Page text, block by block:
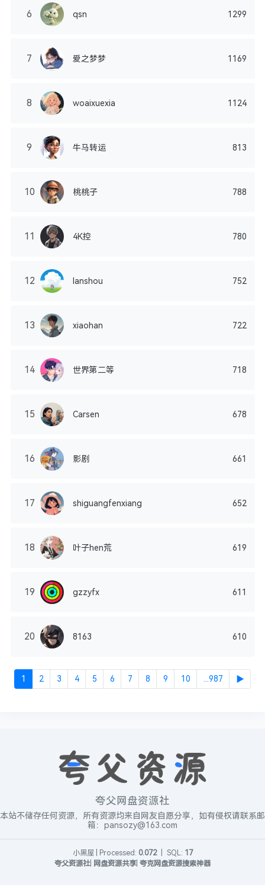
6 qsn 1299
7 爱之梦梦 1169
8 woaixuexia 1124
9 牛马转运 813
10 桃桃子 788
11 4K控 780
12 lanshou 752
13 xiaohan 722
14 世界第二等 718
15 Carsen 678
16 影剧 661
17 shiguangfenxiang 652
18 叶子hen荒 619
19 gzzyfx 611
20 8163 610
1 2 3 4 5 6 7 8 9 10 ...987 ▶
夸父网盘资源社
本站不储存任何资源，所有资源均来自网友自愿分享，如有侵权请联系邮
箱：pansozy@163.com
小黑屋 Processed: 0.072 SQL: 17
夸父资源社| 网盘资源共享| 夸克网盘资源搜索神器